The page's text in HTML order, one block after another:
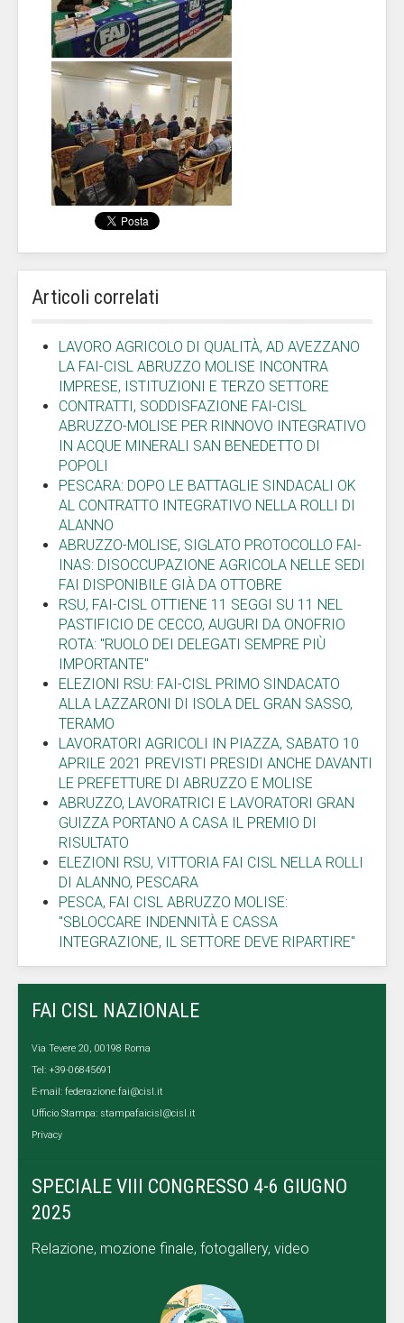
Articoli correlati
LAVORO AGRICOLO DI QUALITÀ, AD AVEZZANO
LA FAI-CISL ABRUZZO MOLISE INCONTRA
IMPRESE, ISTITUZIONI E TERZO SETTORE
CONTRATTI, SODDISFAZIONE FAI-CISL
ABRUZZO-MOLISE PER RINNOVO INTEGRATIVO
IN ACQUE MINERALI SAN BENEDETTO DI
POPOLI
PESCARA: DOPO LE BATTAGLIE SINDACALI OK
AL CONTRATTO INTEGRATIVO NELLA ROLLI DI
ALANNO
ABRUZZO-MOLISE, SIGLATO PROTOCOLLO FAI-
INAS: DISOCCUPAZIONE AGRICOLA NELLE SEDI
FAI DISPONIBILE GIÀ DA OTTOBRE
RSU, FAI-CISL OTTIENE 11 SEGGI SU 11 NEL
PASTIFICIO DE CECCO, AUGURI DA ONOFRIO
ROTA: "RUOLO DEI DELEGATI SEMPRE PIÙ
IMPORTANTE"
ELEZIONI RSU: FAI-CISL PRIMO SINDACATO
ALLA LAZZARONI DI ISOLA DEL GRAN SASSO,
TERAMO
LAVORATORI AGRICOLI IN PIAZZA, SABATO 10
APRILE 2021 PREVISTI PRESIDI ANCHE DAVANTI
LE PREFETTURE DI ABRUZZO E MOLISE
ABRUZZO, LAVORATRICI E LAVORATORI GRAN
GUIZZA PORTANO A CASA IL PREMIO DI
RISULTATO
ELEZIONI RSU, VITTORIA FAI CISL NELLA ROLLI
DI ALANNO, PESCARA
PESCA, FAI CISL ABRUZZO MOLISE:
"SBLOCCARE INDENNITÀ E CASSA
INTEGRAZIONE, IL SETTORE DEVE RIPARTIRE"
FAI CISL NAZIONALE
Via Tevere 20, 00198 Roma
Tel: +39-06845691
E-mail: federazione.fai@cisl.it
Ufficio Stampa: stampafaicisl@cisl.it
Privacy
SPECIALE VIII CONGRESSO 4-6 GIUGNO
2025
Relazione, mozione finale, fotogallery, video